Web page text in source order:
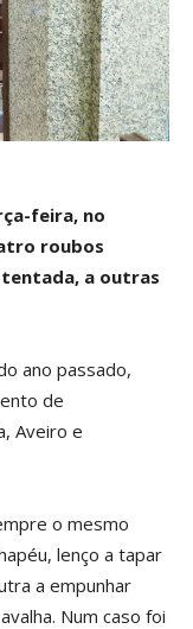
feira, no
roubos
a outras
ano passado,
de
Aveiro e
o mesmo
lenço a tapar
a empunhar
Num caso foi